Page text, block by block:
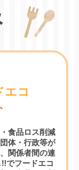
エコ
食品ロス削減
体・行政等が
関係者間の連
!!でフードエコ